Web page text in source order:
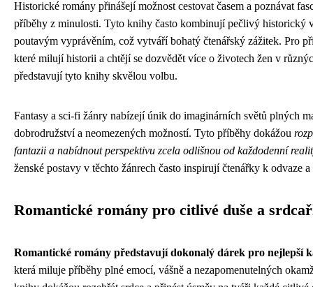
Historické romány přinášejí možnost cestovat časem a poznávat
příběhy z minulosti. Tyto knihy často kombinují pečlivý historický
poutavým vyprávěním, což vytváří bohatý čtenářský zážitek. Pro
které milují historii a chtějí se dozvědět více o životech žen v
představují tyto knihy skvělou volbu.
Fantasy a sci-fi žánry nabízejí únik do imaginárních světů plných
dobrodružství a neomezených možností. Tyto příběhy dokážou
fantazii a nabídnout perspektivu zcela odlišnou od každodenní
ženské postavy v těchto žánrech často inspirují čtenářky k odvaze a
Romantické romány pro citlivé duše a
Romantické romány představují dokonalý dárek pro nejlepší
která miluje příběhy plné emocí, vášně a nezapomenutelných